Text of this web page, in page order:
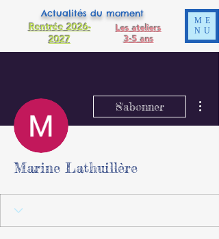
ME
NU
Rentrée 2026-
2027
Actualités du moment
Les ateliers
3-5 ans
S'abonner
Marine Lathuillère